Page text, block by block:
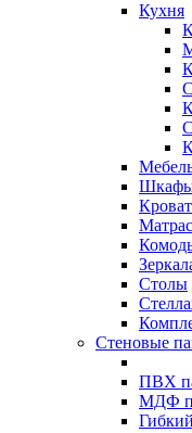
Кухня
Столы
Стеновые
ПВХ
МДФ